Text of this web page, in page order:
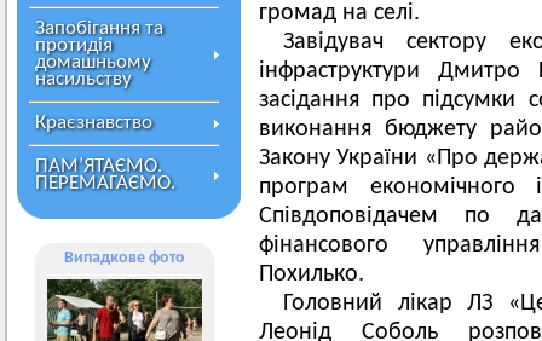
Запобігання та
протидія
домашньому
насильству
Краєзнавство
ПАМ’ЯТАЄМО.
ПЕРЕМАГАЄМО.
Випадкове фото
громад на селі.
Завідувач сектору
інфраструктури Дмитро
засідання про підсумки
виконання бюджету
Закону України «Про
програм економічного
Співдоповідачем по
фінансового
Похилько.
Головний лікар ЛЗ
Леонід Соболь